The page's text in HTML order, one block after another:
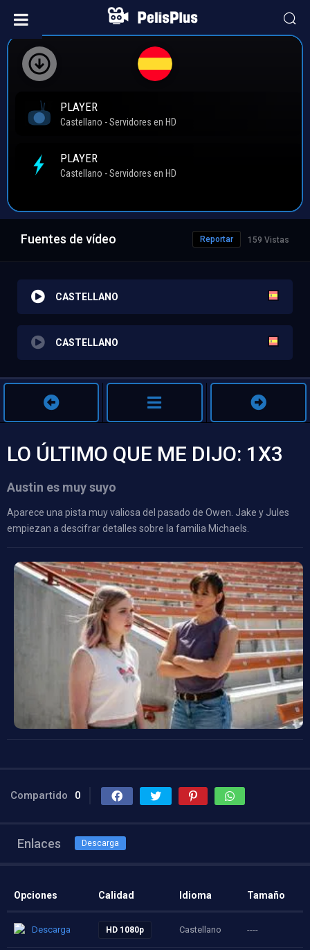
Fuentes de vídeo 159 Vistas
Reportar
CASTELLANO
CASTELLANO
LO ÚLTIMO QUE ME DIJO: 1X3
Austin es muy suyo
Aparece una pista muy valiosa del pasado de Owen. Jake y Jules
empiezan a descifrar detalles sobre la familia Michaels.
Compartido 0
Enlaces Descarga
Opciones Calidad Idioma Tamaño
Descarga HD 1080p Castellano ----